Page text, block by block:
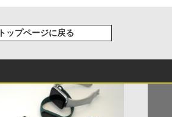
トップページに戻る